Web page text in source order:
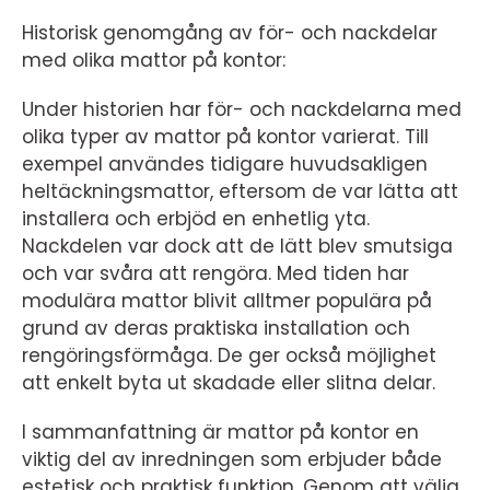
Historisk genomgång av för- och nackdelar
med olika mattor på kontor:
Under historien har för- och nackdelarna med
olika typer av mattor på kontor varierat. Till
exempel användes tidigare huvudsakligen
heltäckningsmattor, eftersom de var lätta att
installera och erbjöd en enhetlig yta.
Nackdelen var dock att de lätt blev smutsiga
och var svåra att rengöra. Med tiden har
modulära mattor blivit alltmer populära på
grund av deras praktiska installation och
rengöringsförmåga. De ger också möjlighet
att enkelt byta ut skadade eller slitna delar.
I sammanfattning är mattor på kontor en
viktig del av inredningen som erbjuder både